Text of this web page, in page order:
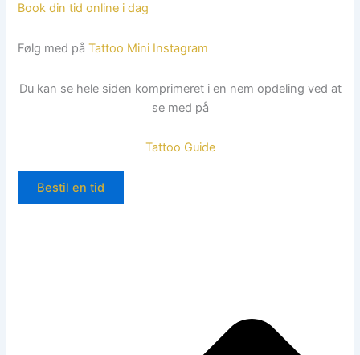
Book din tid online i dag
Følg med påTattoo Mini Instagram
Du kan se hele siden komprimeret i en nem opdeling ved at
se med på
Tattoo Guide
Bestil en tid